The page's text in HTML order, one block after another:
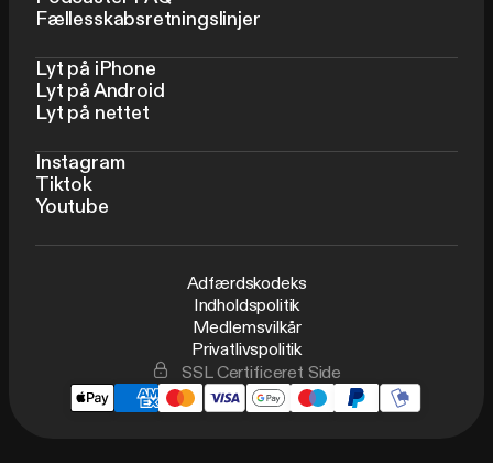
Fællesskabsretningslinjer
Lyt på iPhone
Lyt på Android
Lyt på nettet
Instagram
Tiktok
Youtube
Adfærdskodeks
Indholdspolitik
Medlemsvilkår
Privatlivspolitik
SSL Certificeret Side